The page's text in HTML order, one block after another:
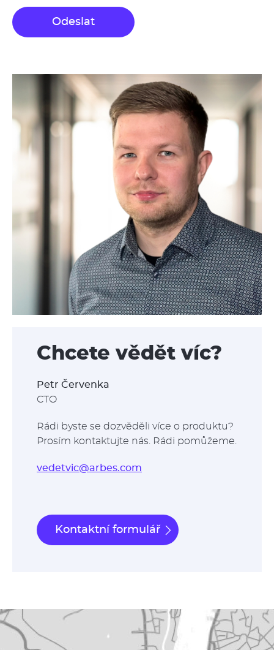
Chcete vědět víc?
Petr Červenka
CTO
Rádi byste se dozvěděli více o produktu?
Prosím kontaktujte nás. Rádi pomůžeme.
vedetvic@arbes.com
Kontaktní formulář